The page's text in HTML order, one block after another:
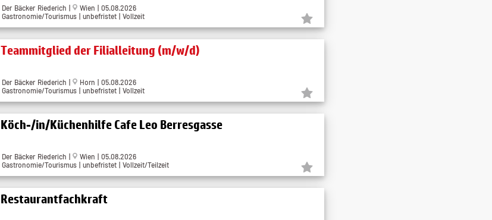
Der Bäcker Riederich |
Wien | 05.08.2026
Gastronomie/Tourismus | unbefristet | Vollzeit
Teammitglied der Filialleitung (m/w/d)
Der Bäcker Riederich |
Horn | 05.08.2026
Gastronomie/Tourismus | unbefristet | Vollzeit
Köch-/in/Küchenhilfe Cafe Leo Berresgasse
Der Bäcker Riederich |
Wien | 05.08.2026
Gastronomie/Tourismus | unbefristet | Vollzeit/Teilzeit
Restaurantfachkraft